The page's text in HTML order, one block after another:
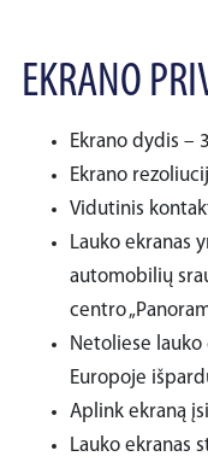
EKRANO
Ekrano dydis –
Ekrano
Vidutinis
Lauko ekranas
automobilių
centro
Netoliese lauko
Europoje
Aplink ekraną
Lauko ekranas